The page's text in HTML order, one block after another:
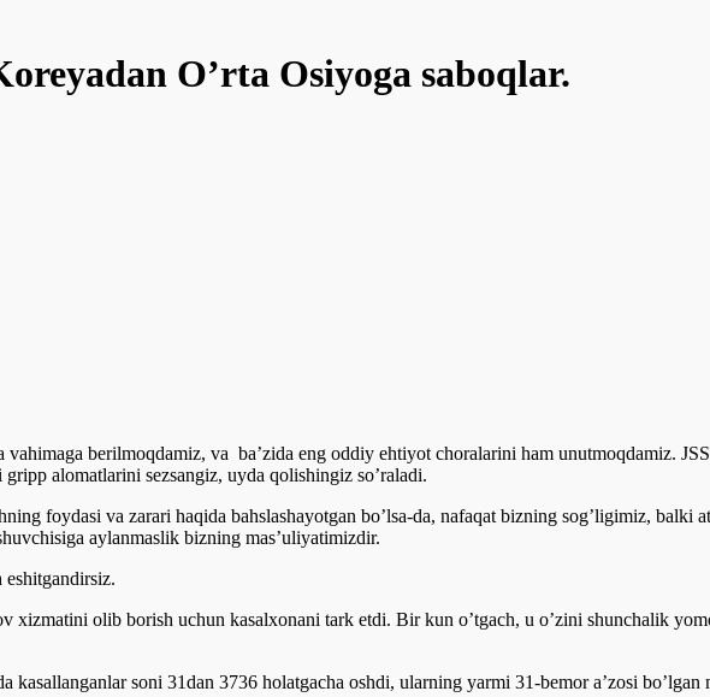
O’rta Osiyoga saboqlar.
berilmoqdamiz, va ba’zida eng oddiy ehtiyot choralarini ham unutmoqdamiz.
alomatlarini sezsangiz, uyda qolishingiz so’raladi.
foydasi va zarari haqida bahslashayotgan bo’lsa-da, nafaqat bizning sog’ligimiz,
aylanmaslik bizning mas’uliyatimizdir.
xizmatini olib borish uchun kasalxonani tark etdi. Bir kun o’tgach, u o’zini shunchalik
soni 31dan 3736 holatgacha oshdi, ularning yarmi 31-bemor a’zosi bo’lgan